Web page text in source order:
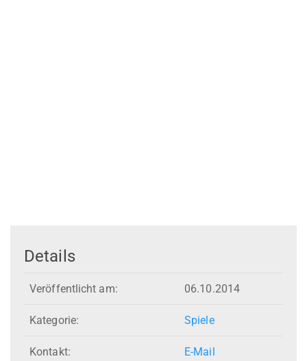
Details
Veröffentlicht am: 06.10.2014
Kategorie: Spiele
Kontakt: E-Mail